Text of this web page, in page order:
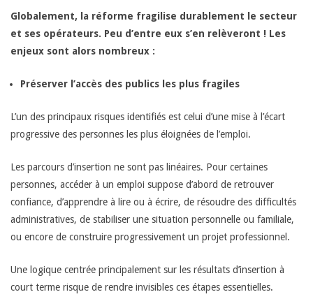
Globalement, la réforme fragilise durablement le secteur
et ses opérateurs. Peu d’entre eux s’en relèveront ! Les
enjeux sont alors nombreux :
Préserver l’accès des publics les plus fragiles
L’un des principaux risques identifiés est celui d’une mise à l’écart
progressive des personnes les plus éloignées de l’emploi.
Les parcours d’insertion ne sont pas linéaires. Pour certaines
personnes, accéder à un emploi suppose d’abord de retrouver
confiance, d’apprendre à lire ou à écrire, de résoudre des difficultés
administratives, de stabiliser une situation personnelle ou familiale,
ou encore de construire progressivement un projet professionnel.
Une logique centrée principalement sur les résultats d’insertion à
court terme risque de rendre invisibles ces étapes essentielles.